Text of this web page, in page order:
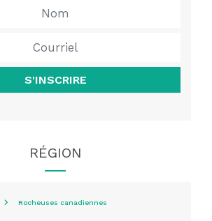
S'INSCRIRE
RÉGION
Rocheuses canadiennes